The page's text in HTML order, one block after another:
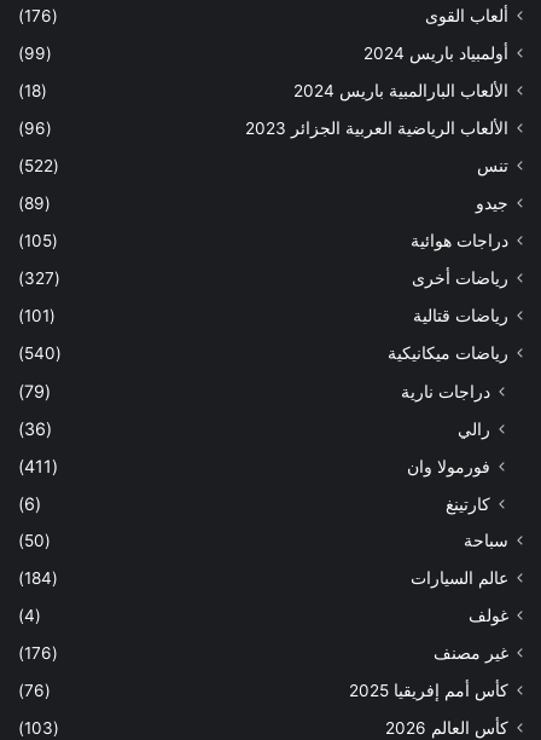
ألعاب القوى
(176)
أولمبياد باريس 2024
(99)
الألعاب البارالمبية باريس 2024
(18)
الألعاب الرياضية العربية الجزائر 2023
(96)
تنس
(522)
جيدو
(89)
دراجات هوائية
(105)
رياضات أخرى
(327)
رياضات قتالية
(101)
رياضات ميكانيكية
(540)
دراجات نارية
(79)
رالي
(36)
فورمولا وان
(411)
كارتينغ
(6)
سباحة
(50)
عالم السيارات
(184)
غولف
(4)
غير مصنف
(176)
كأس أمم إفريقيا 2025
(76)
كأس العالم 2026
(103)